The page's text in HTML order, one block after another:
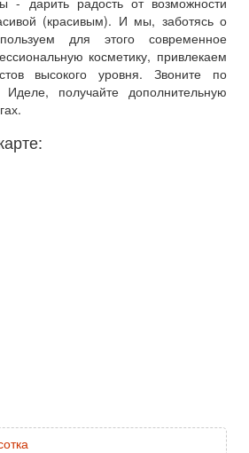
(красивым). И мы, заботясь о
для этого современное
косметику, привлекаем
высокого уровня. Звоните по
получайте дополнительную